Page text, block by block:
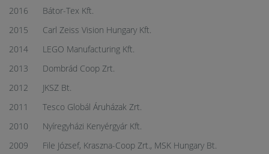
2016 Bátor-Tex Kft.
2015 Carl Zeiss Vision Hungary Kft.
2014 LEGO Manufacturing Kft.
2013 Dombrád Coop Zrt.
2012 JKSZ Bt.
2011 Tesco Globál Áruházak Zrt.
2010 Nyíregyházi Kenyérgyár Kft.
2009 File József, Kraszna-Coop Zrt., MSK Hungary Bt.